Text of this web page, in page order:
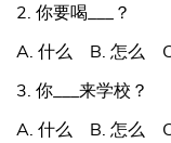
2. 你要喝___？
A. 什么 B. 怎么
3. 你___来学校？
A. 什么 B. 怎么